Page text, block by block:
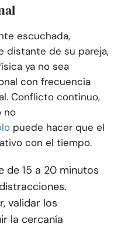
escuchada,
distante de su pareja,
ya no sea
con frecuencia
Conflicto continuo,
no
puede hacer que el
con el tiempo.
de 15 a 20 minutos
validar los
la cercanía